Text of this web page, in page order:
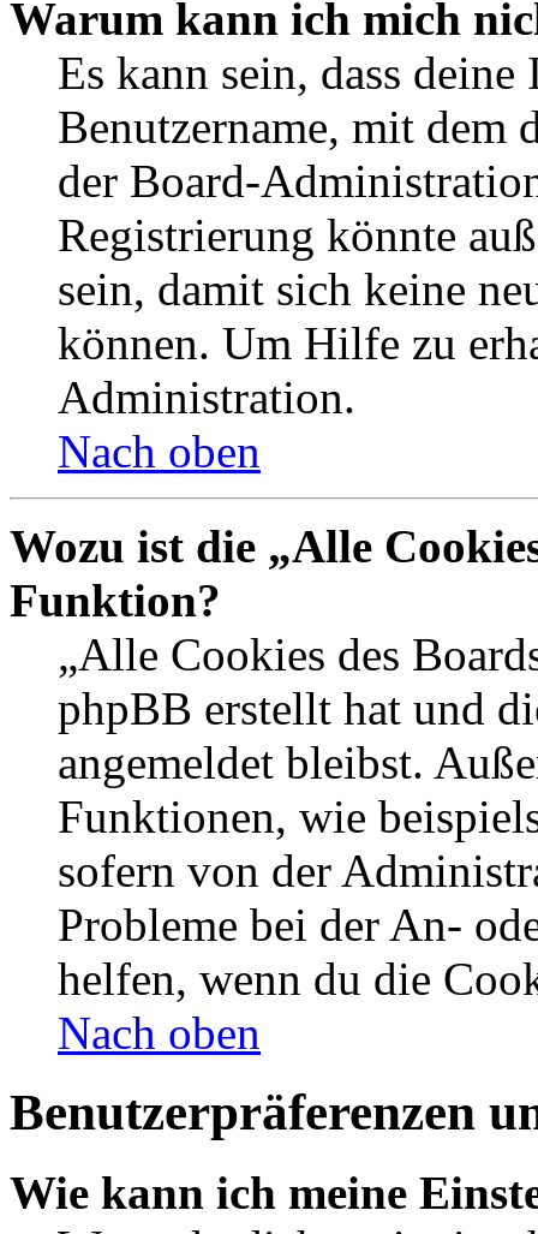
Warum kann ich mich
Es kann sein, dass
Benutzername, mit dem
der Board-
Registrierung könnte
sein, damit sich keine
können. Um Hilfe zu
Administration.
Nach oben
Wozu ist die „Alle
Funktion?
„Alle Cookies des
phpBB erstellt hat und
angemeldet bleibst.
Funktionen, wie
sofern von der
Probleme bei der An-
helfen, wenn du die
Nach oben
Benutzerpräferenzen
Wie kann ich meine